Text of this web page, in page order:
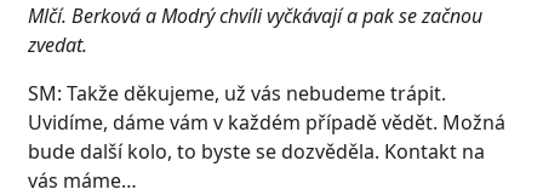
Mlčí. Berková a Modrý chvíli vyčkávají a pak se začnou
zvedat.
SM: Takže děkujeme, už vás nebudeme trápit.
Uvidíme, dáme vám v každém případě vědět. Možná
bude další kolo, to byste se dozvěděla. Kontakt na
vás máme…